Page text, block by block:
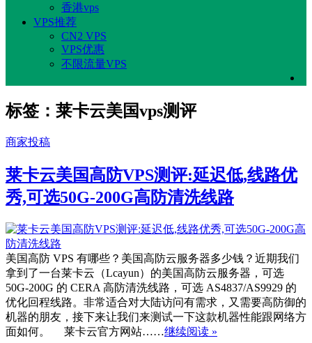
香港vps
VPS推荐
CN2 VPS
VPS优惠
不限流量VPS
标签：莱卡云美国vps测评
商家投稿
莱卡云美国高防VPS测评:延迟低,线路优
秀,可选50G-200G高防清洗线路
美国高防 VPS 有哪些？美国高防云服务器多少钱？近期我们
拿到了一台莱卡云（Lcayun）的美国高防云服务器，可选
50G-200G 的 CERA 高防清洗线路，可选 AS4837/AS9929 的
优化回程线路。非常适合对大陆访问有需求，又需要高防御的
机器的朋友，接下来让我们来测试一下这款机器性能跟网络方
面如何。 莱卡云官方网站……继续阅读 »